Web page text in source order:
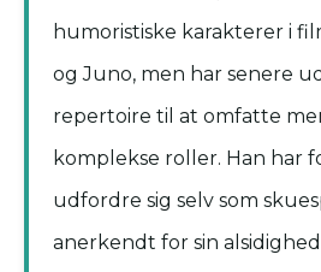
humoristiske karakterer i
og Juno, men har senere
repertoire til at omfatte
komplekse roller. Han har
udfordre sig selv som
anerkendt for sin